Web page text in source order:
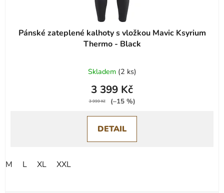
Pánské zateplené kalhoty s vložkou Mavic Ksyrium
Thermo - Black
Skladem (2 ks)
3 399 Kč
3 999 Kč (–15 %)
DETAIL
M L XL XXL